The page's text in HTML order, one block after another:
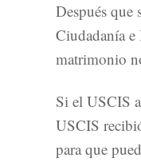
Después que
Ciudadanía e
matrimonio
Si el USCIS
USCIS
para que